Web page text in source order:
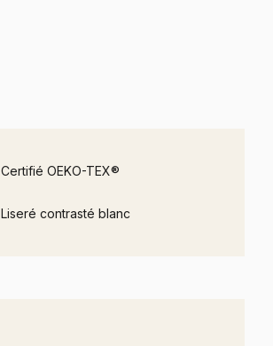
Certifié OEKO-TEX®
Liseré contrasté blanc